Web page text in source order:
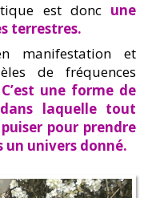
est donc une
terrestres.
manifestation et
de fréquences
C’est une forme de
laquelle tout
pour prendre
un univers donné.